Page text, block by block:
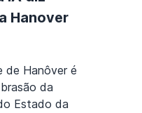
Hanover
de Hanôver é
da
Estado da